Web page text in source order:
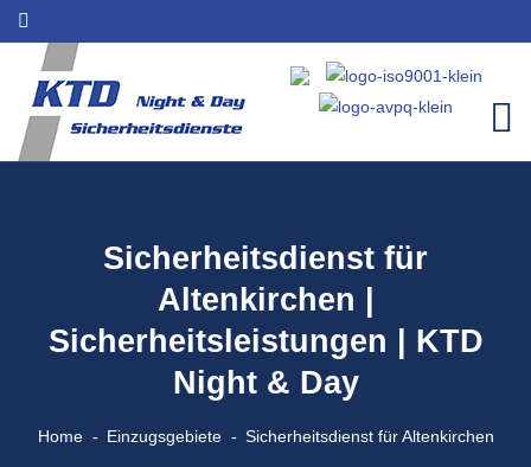
Sicherheitsdienst für
Altenkirchen |
Sicherheitsleistungen | KTD
Night & Day
Home Einzugsgebiete Sicherheitsdienst für Altenkirchen